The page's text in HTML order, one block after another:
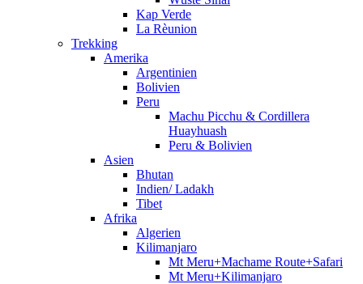
Kap Verde
La Rèunion
Trekking
Amerika
Argentinien
Bolivien
Peru
Machu Picchu & Cordillera
Huayhuash
Peru & Bolivien
Asien
Bhutan
Indien/ Ladakh
Tibet
Afrika
Algerien
Kilimanjaro
Mt Meru+Machame Route+Safari
Mt Meru+Kilimanjaro